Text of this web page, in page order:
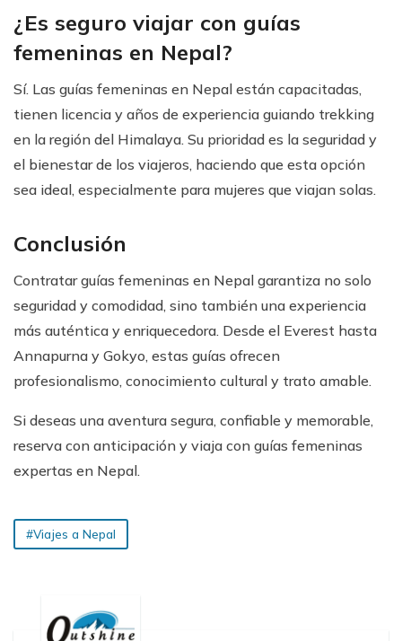
¿Es seguro viajar con guías
femeninas en Nepal?
Sí. Las guías femeninas en Nepal están capacitadas,
tienen licencia y años de experiencia guiando trekking
en la región del Himalaya. Su prioridad es la seguridad y
el bienestar de los viajeros, haciendo que esta opción
sea ideal, especialmente para mujeres que viajan solas.
Conclusión
Contratar guías femeninas en Nepal garantiza no solo
seguridad y comodidad, sino también una experiencia
más auténtica y enriquecedora. Desde el Everest hasta
Annapurna y Gokyo, estas guías ofrecen
profesionalismo, conocimiento cultural y trato amable.
Si deseas una aventura segura, confiable y memorable,
reserva con anticipación y viaja con guías femeninas
expertas en Nepal.
#Viajes a Nepal